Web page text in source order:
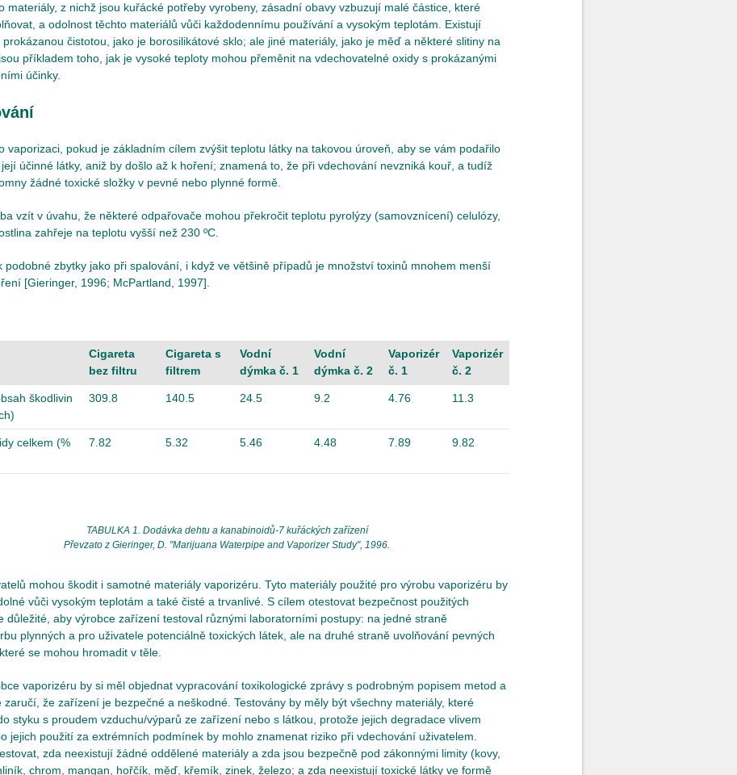
materiály, z nichž jsou kuřácké potřeby vyrobeny, zásadní obavy vzbuzují malé částice, které
a odolnost těchto materiálů vůči každodennímu používání a vysokým teplotám. Existují
prokázanou čistotou, jako je borosilikátové sklo; ale jiné materiály, jako je měď a některé slitiny na
příkladem toho, jak je vysoké teploty mohou přeměnit na vdechovatelné oxidy s prokázanými
účinky.
vaporizaci, pokud je základním cílem zvýšit teplotu látky na takovou úroveň, aby se vám podařilo
účinné látky, aniž by došlo až k hoření; znamená to, že při vdechování nevzniká kouř, a tudíž
žádné toxické složky v pevné nebo plynné formě.
vzít v úvahu, že některé odpařovače mohou překročit teplotu pyrolýzy (samovznícení) celulózy,
zahřeje na teplotu vyšší než 230 ºC.
podobné zbytky jako při spalování, i když ve většině případů je množství toxinů mnohem menší
[Gieringer, 1996; McPartland, 1997].
Cigareta
bez filtru
Cigareta s
filtrem
Vodní
dýmka č. 1
Vodní
dýmka č. 2
Vaporizér
č. 1
Vaporizér
č. 2
škodlivin
309.8 140.5 24.5 9.2 4.76 11.3
celkem (%
7.82 5.32 5.46 4.48 7.89 9.82
TABULKA 1. Dodávka dehtu a kanabinoidů-7 kuřáckých zařízení
Převzato z Gieringer, D. "Marijuana Waterpipe and Vaporizer Study", 1996.
mohou škodit i samotné materiály vaporizéru. Tyto materiály použité pro výrobu vaporizéru by
vůči vysokým teplotám a také čisté a trvanlivé. S cílem otestovat bezpečnost použitých
důležité, aby výrobce zařízení testoval různými laboratorními postupy: na jedné straně
plynných a pro uživatele potenciálně toxických látek, ale na druhé straně uvolňování pevných
se mohou hromadit v těle.
vaporizéru by si měl objednat vypracování toxikologické zprávy s podrobným popisem metod a
zaručí, že zařízení je bezpečné a neškodné. Testovány by měly být všechny materiály, které
styku s proudem vzduchu/výparů ze zařízení nebo s látkou, protože jejich degradace vlivem
jejich použití za extrémních podmínek by mohlo znamenat riziko při vdechování uživatelem.
zda neexistují žádné oddělené materiály a zda jsou bezpečně pod zákonnými limity (kovy,
chrom, mangan, hořčík, měď, křemík, zinek, železo; a zda neexistují toxické látky ve formě